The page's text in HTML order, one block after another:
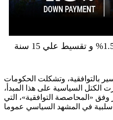
تسير بالتوافقية، وتشكلت الحكومات
الكتل السياسية على هذا المبدأ،
«المحاصصة التوافقية»، التي